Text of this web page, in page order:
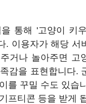
통해 '고양이 키
. 이용자가 해당 서
거나 놀아주면 고
감을 표현합니다.
를 꾸밀 수도 있습
프티콘 등을 받게